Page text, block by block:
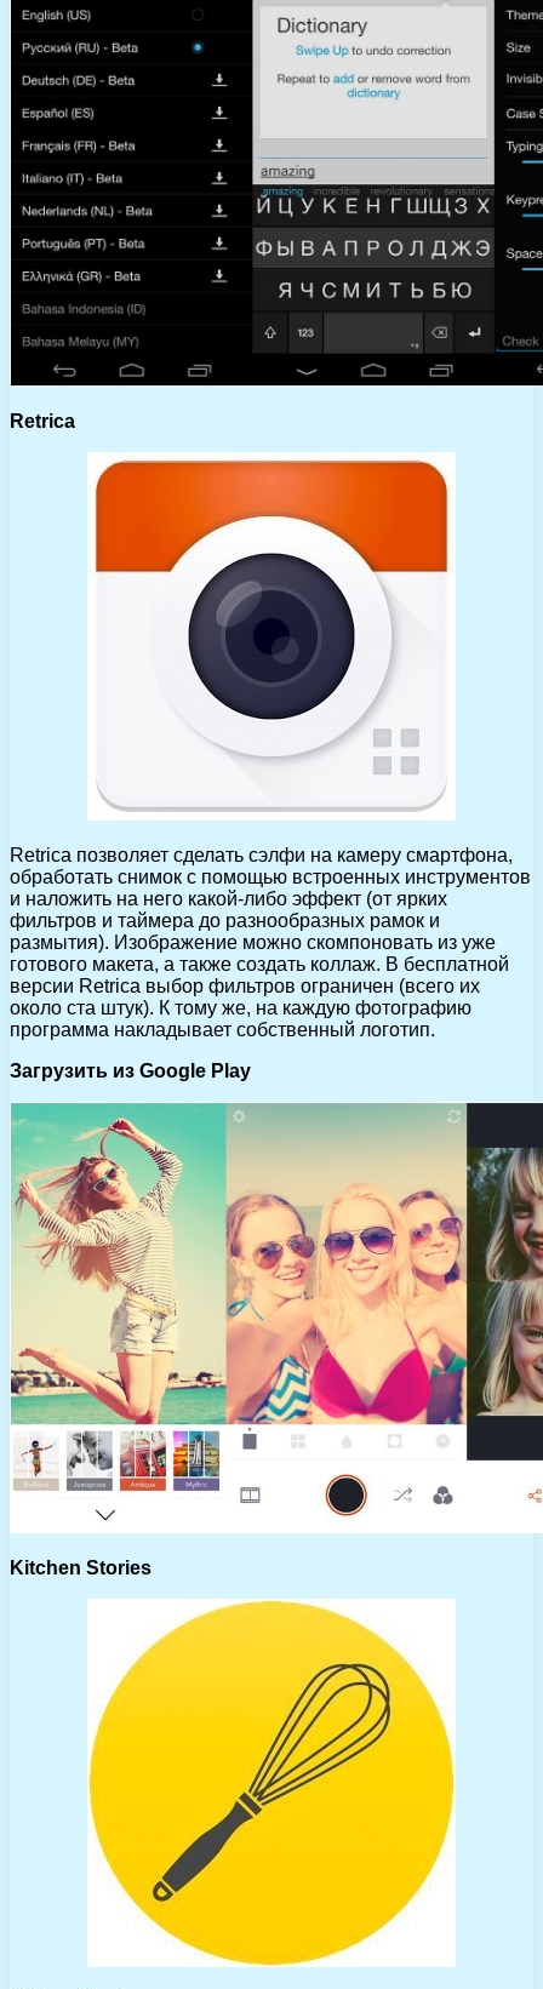
Retrica
Retrica позволяет сделать сэлфи на камеру смартфона,
обработать снимок с помощью встроенных инструментов
и наложить на него какой-либо эффект (от ярких
фильтров и таймера до разнообразных рамок и
размытия). Изображение можно скомпоновать из уже
готового макета, а также создать коллаж. В бесплатной
версии Retrica выбор фильтров ограничен (всего их
около ста штук). К тому же, на каждую фотографию
программа накладывает собственный логотип.
Загрузить из Google Play
Kitchen Stories